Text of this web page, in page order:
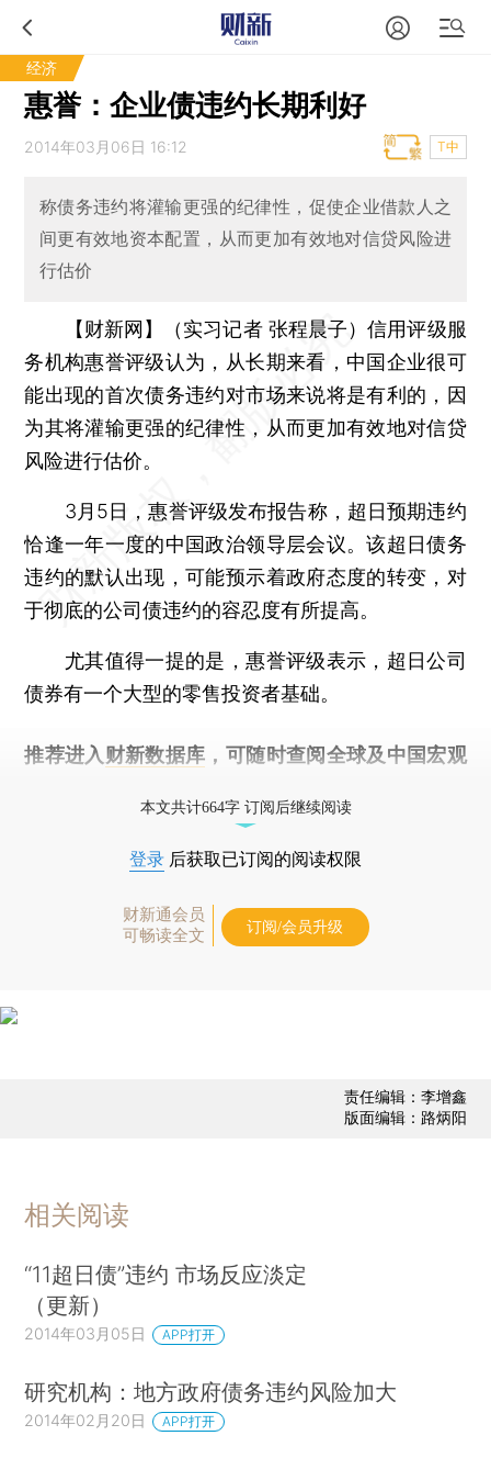
经济
惠誉：企业债违约长期利好
2014年03月06日 16:12 T中
称债务违约将灌输更强的纪律性，促使企业借款人之
间更有效地资本配置，从而更加有效地对信贷风险进
行估价
【财新网】（实习记者 张程晨子）信用评级服
务机构惠誉评级认为，从长期来看，中国企业很可
能出现的首次债务违约对市场来说将是有利的，因
为其将灌输更强的纪律性，从而更加有效地对信贷
风险进行估价。
3月5日，惠誉评级发布报告称，超日预期违约
恰逢一年一度的中国政治领导层会议。该超日债务
违约的默认出现，可能预示着政府态度的转变，对
于彻底的公司债违约的容忍度有所提高。
尤其值得一提的是，惠誉评级表示，超日公司
债券有一个大型的零售投资者基础。
推荐进入 财新数据库 ，可随时查阅全球及中国宏观
本文共计664字 订阅后继续阅读
登录 后获取已订阅的阅读权限
财新通会员
可畅读全文
订阅/会员升级
责任编辑：李增鑫
版面编辑：路炳阳
相关阅读
“11超日债”违约 市场反应淡定
（更新）
2014年03月05日 APP打开
研究机构：地方政府债务违约风险加大
2014年02月20日 APP打开